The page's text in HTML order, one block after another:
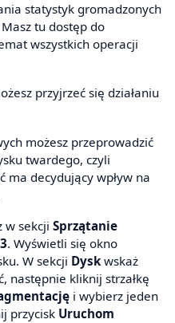
statystyk gromadzonych
tu dostęp do
wszystkich operacji
przyjrzeć się działaniu
możesz przeprowadzić
twardego, czyli
ma decydujący wpływ na
w sekcji Sprzątanie
. Wyświetli się okno
W sekcji Dyskwskaż
następnie kliknij strzałkę
i wybierz jeden
przycisk Uruchom